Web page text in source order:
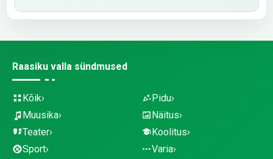
Raasiku valla sündmused
Kõik
Muusika
Teater
Sport
Pidu
Näitus
Koolitus
Varia